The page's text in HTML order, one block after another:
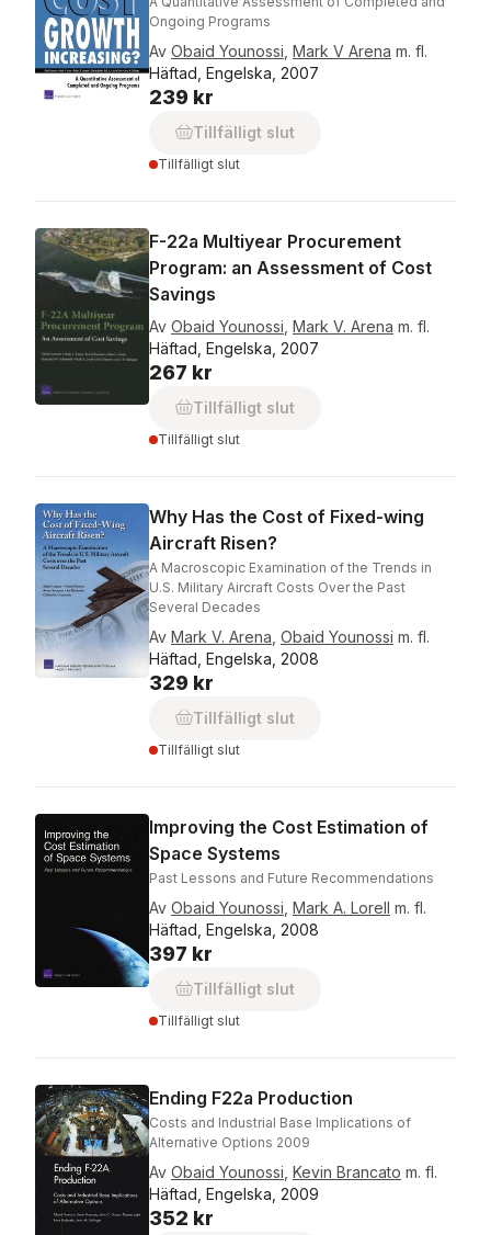
Ongoing Programs
Av Obaid Younossi Mark V Arena m. fl.
Häftad, Engelska, 2007
239 kr
Tillfälligt slut
Tillfälligt slut
F-22a Multiyear Procurement
Program: an Assessment of Cost
Savings
Av Obaid Younossi Mark V. Arena m. fl.
Häftad, Engelska, 2007
267 kr
Tillfälligt slut
Tillfälligt slut
Why Has the Cost of Fixed-wing
Aircraft Risen?
A Macroscopic Examination of the Trends in
U.S. Military Aircraft Costs Over the Past
Several Decades
Av Mark V. Arena Obaid Younossi m. fl.
Häftad, Engelska, 2008
329 kr
Tillfälligt slut
Tillfälligt slut
Improving the Cost Estimation of
Space Systems
Past Lessons and Future Recommendations
Av Obaid Younossi Mark A. Lorell m. fl.
Häftad, Engelska, 2008
397 kr
Tillfälligt slut
Tillfälligt slut
Ending F22a Production
Costs and Industrial Base Implications of
Alternative Options 2009
Av Obaid Younossi Kevin Brancato m. fl.
Häftad, Engelska, 2009
352 kr